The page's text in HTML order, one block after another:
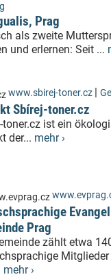
Prag
als zweite
und erlernen: Seit ...
www.sbirej-toner.cz |
Sbírej-toner.cz
toner.cz ist ein
der... mehr ›
Prag
zählt etwa
Mitglieder
mehr ›